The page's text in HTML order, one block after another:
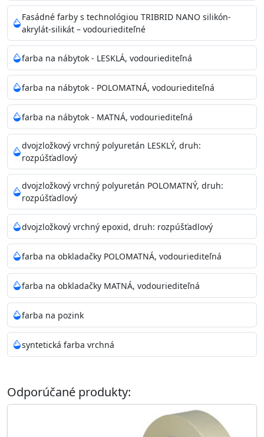
Fasádné farby s technológiou TRIBRID NANO silikón-
akrylát-silikát – vodouriediteľné
farba na nábytok - LESKLÁ, vodouriediteľná
farba na nábytok - POLOMATNÁ, vodouriediteľná
farba na nábytok - MATNÁ, vodouriediteľná
dvojzložkový vrchný polyuretán LESKLÝ, druh:
rozpúšťadlový
dvojzložkový vrchný polyuretán POLOMATNÝ, druh:
rozpúšťadlový
dvojzložkový vrchný epoxid, druh: rozpúšťadlový
farba na obkladačky POLOMATNÁ, vodouriediteľná
farba na obkladačky MATNÁ, vodouriediteľná
farba na pozink
syntetická farba vrchná
Odporúčané produkty: